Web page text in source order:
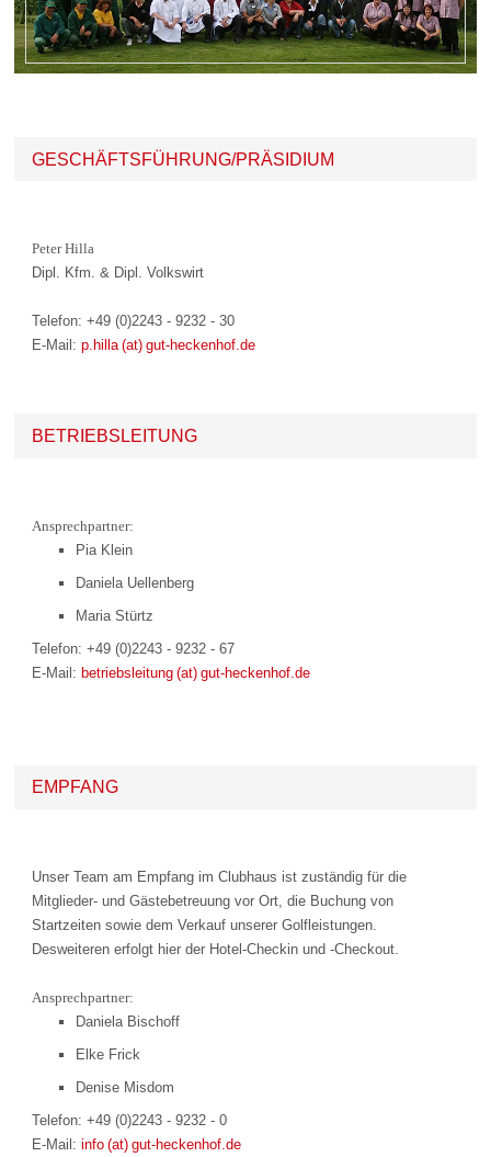
GESCHÄFTSFÜHRUNG/PRÄSIDIUM
Peter Hilla
Dipl. Kfm. & Dipl. Volkswirt
Telefon: +49 (0)2243 - 9232 - 30
E-Mail:p.hilla (at) gut-heckenhof.de
BETRIEBSLEITUNG
Ansprechpartner:
Pia Klein
Daniela Uellenberg
Maria Stürtz
Telefon: +49 (0)2243 - 9232 - 67
E-Mail:betriebsleitung (at) gut-heckenhof.de
EMPFANG
Unser Team am Empfang im Clubhaus ist zuständig für die
Mitglieder- und Gästebetreuung vor Ort, die Buchung von
Startzeiten sowie dem Verkauf unserer Golfleistungen.
Desweiteren erfolgt hier der Hotel-Checkin und -Checkout.
Ansprechpartner:
Daniela Bischoff
Elke Frick
Denise Misdom
Telefon: +49 (0)2243 - 9232 - 0
E-Mail:info (at) gut-heckenhof.de